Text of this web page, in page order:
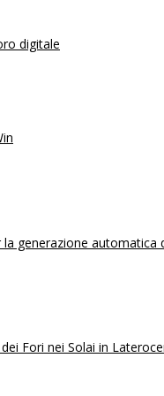
digitale
generazione
Fori nei Solai in